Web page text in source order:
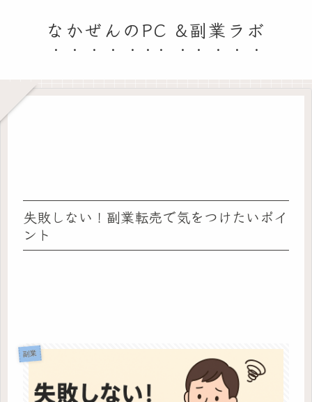
なかぜんのPC &副業ラボ
失敗しない！副業転売で気をつけたいポイ
ント
副業